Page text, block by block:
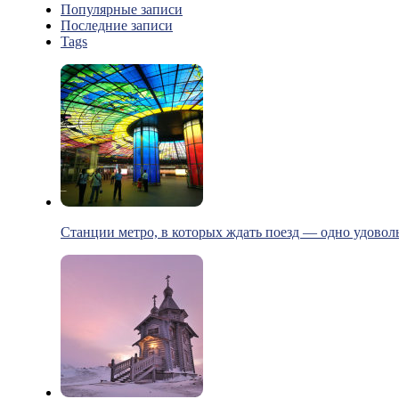
Популярные записи
Последние записи
Tags
Станции метро, в которых ждать поезд — одно